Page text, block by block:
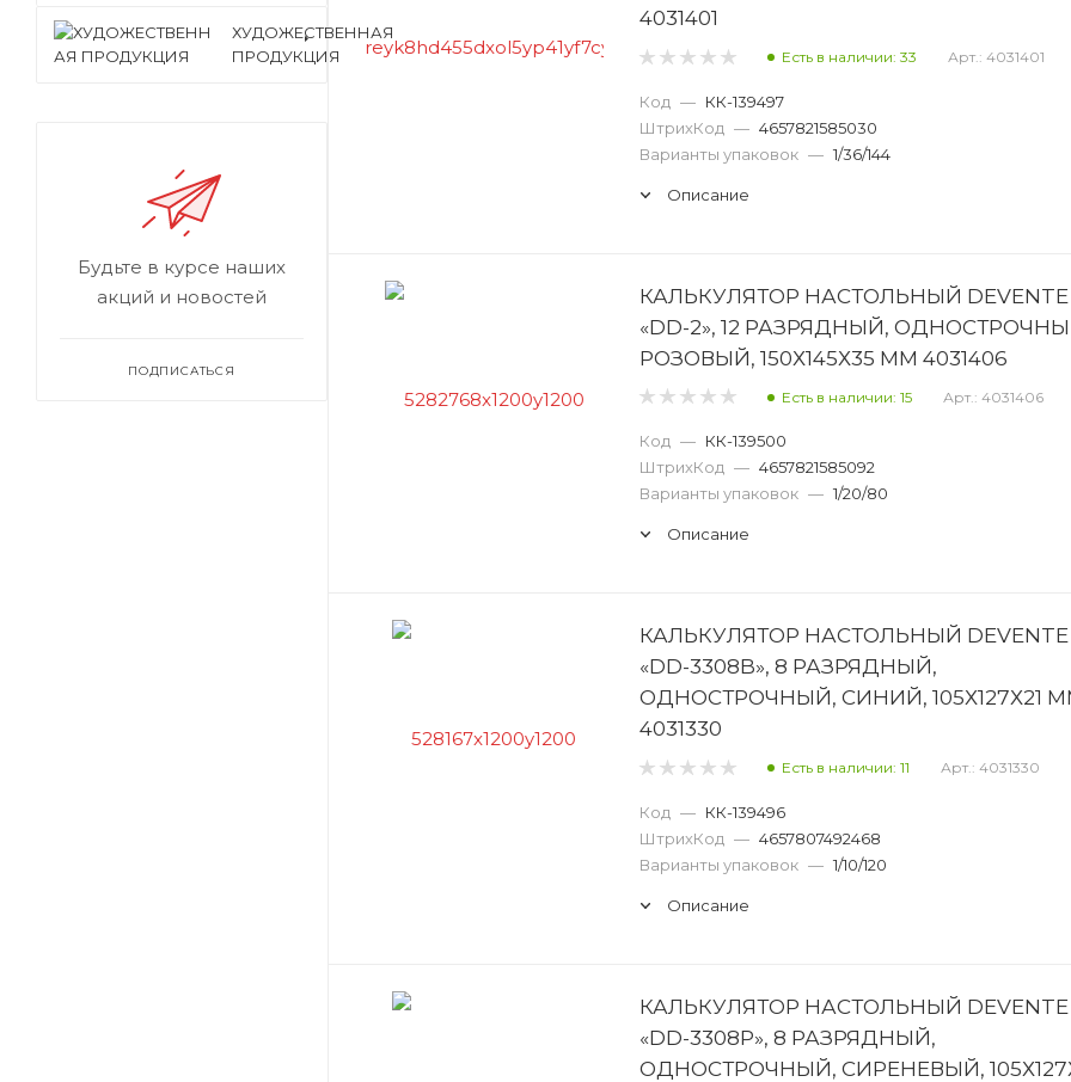
4031401
Есть в наличии: 33 Арт.: 4031401
Код — КК-139497
ШтрихКод — 4657821585030
Варианты упаковок — 1/36/144
Описание
КАЛЬКУЛЯТОР НАСТОЛЬНЫЙ DEVENTE
«DD-2», 12 РАЗРЯДНЫЙ,
РОЗОВЫЙ, 150Х145Х35 ММ 4031406
Есть в наличии: 15 Арт.: 4031406
Код — КК-139500
ШтрихКод — 4657821585092
Варианты упаковок — 1/20/80
Описание
КАЛЬКУЛЯТОР НАСТОЛЬНЫЙ DEVENTE
«DD-3308B», 8 РАЗРЯДНЫЙ,
ОДНОСТРОЧНЫЙ, СИНИЙ, 105Х127Х21
4031330
Есть в наличии: 11 Арт.: 4031330
Код — КК-139496
ШтрихКод — 4657807492468
Варианты упаковок — 1/10/120
Описание
КАЛЬКУЛЯТОР НАСТОЛЬНЫЙ DEVENTE
«DD-3308P», 8 РАЗРЯДНЫЙ,
ОДНОСТРОЧНЫЙ, СИРЕНЕВЫЙ,
ХУДОЖЕСТВЕННАЯ
ПРОДУКЦИЯ
Будьте в курсе наших
акций и новостей
ПОДПИСАТЬСЯ